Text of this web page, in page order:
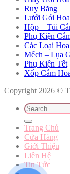
Ruy Băng
Lưới Gói Hoa
Hộp – Túi
Phụ Kiện
Các Loại Hoa
Mếch – Lụa
Phụ Kiện Tết
Xốp Cắm
Copyright 2026 ©
Search
for:
Trang Chủ
Cửa Hàng
Giới Thiệu
Liên Hệ
Tin Tức